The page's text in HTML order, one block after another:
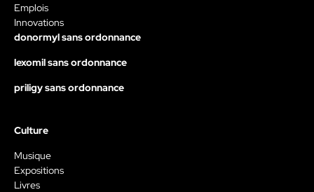
Emplois
Innovations
donormyl sans ordonnance
lexomil sans ordonnance
priligy sans ordonnance
Culture
Musique
Expositions
Livres